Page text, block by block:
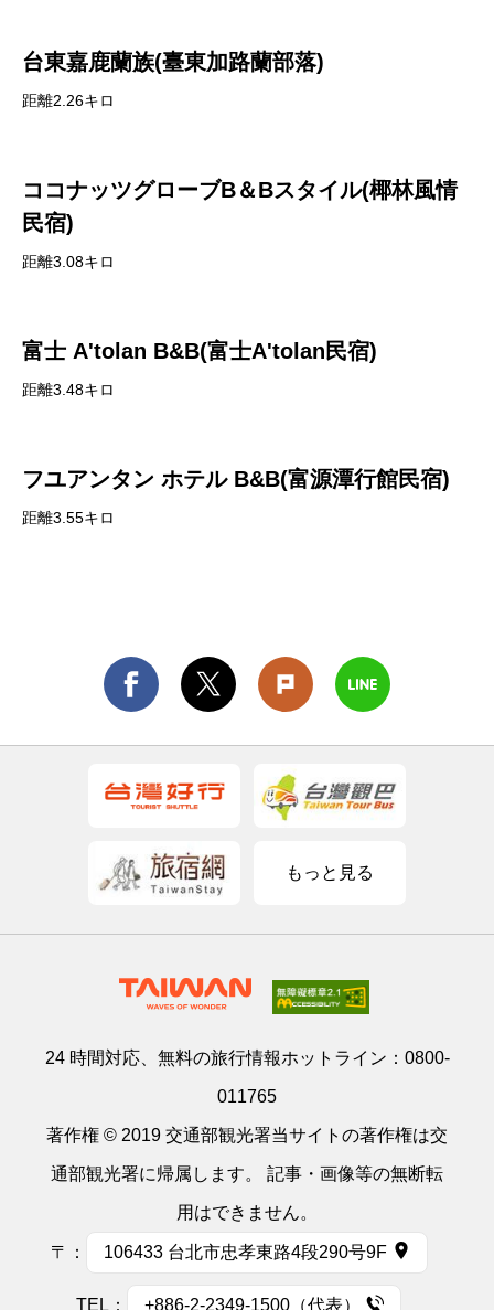
台東嘉鹿蘭族(臺東加路蘭部落)
距離2.26キロ
ココナッツグローブB＆Bスタイル(椰林風情
民宿)
距離3.08キロ
富士 A'tolan B&B(富士A'tolan民宿)
距離3.48キロ
フユアンタン ホテル B&B(富源潭行館民宿)
距離3.55キロ
もっと見る
24 時間対応、無料の旅行情報ホットライン： 0800-
011765
著作権 © 2019 交通部観光署当サイトの著作権は交
通部観光署に帰属します。 記事・画像等の無断転
用はできません。
〒： 106433 台北市忠孝東路4段290号9F
TEL： +886-2-2349-1500（代表）